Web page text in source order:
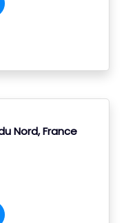
Nord, France